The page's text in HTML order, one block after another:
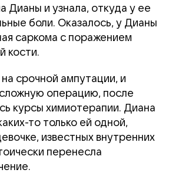
Дианы и узнала, откуда у ее
боли. Оказалось, у Дианы
саркома с поражением
кости.
срочной ампутации, и
операцию, после
курсы химиотерапии. Диана
то только ей одной,
известных внутренних
перенесла